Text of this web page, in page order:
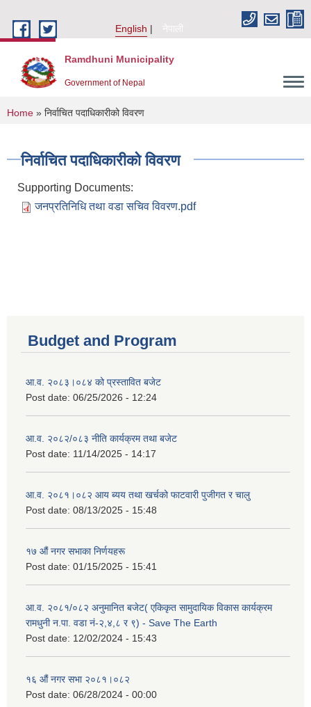
English
नेपाली
Ramdhuni Municipality
Government of Nepal
You are here
Home » निर्वाचित पदाधिकारीको विवरण
निर्वाचित पदाधिकारीको विवरण
Supporting Documents:
जनप्रतिनिधि तथा वडा सचिव विवरण.pdf
Budget and Program
आ.व. २०८३।०८४ को प्रस्तावित बजेट
Post date: 06/25/2026 - 12:24
आ.व. २०८२/०८३ नीति कार्यक्रम तथा बजेट
Post date: 11/14/2025 - 14:17
आ.व. २०८१।०८२ आय ब्यय तथा खर्चको फाटवारी पुजीगत र चालु
Post date: 08/13/2025 - 15:48
१७ औं नगर सभाका निर्णयहरू
Post date: 01/15/2025 - 15:41
आ.व. २०८१/०८२ अनुमानित बजेट( एकिकृत सामुदायिक विकास कार्यक्रम
रामधुनी न.पा. वडा नं-२,४,८ र ९) - Save The Earth
Post date: 12/02/2024 - 15:43
१६ औं नगर सभा २०८१।०८२
Post date: 06/28/2024 - 00:00